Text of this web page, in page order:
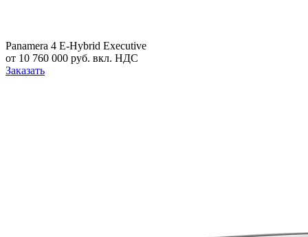
Panamera 4 E-Hybrid Executive
от 10 760 000 руб. вкл. НДС
Заказать